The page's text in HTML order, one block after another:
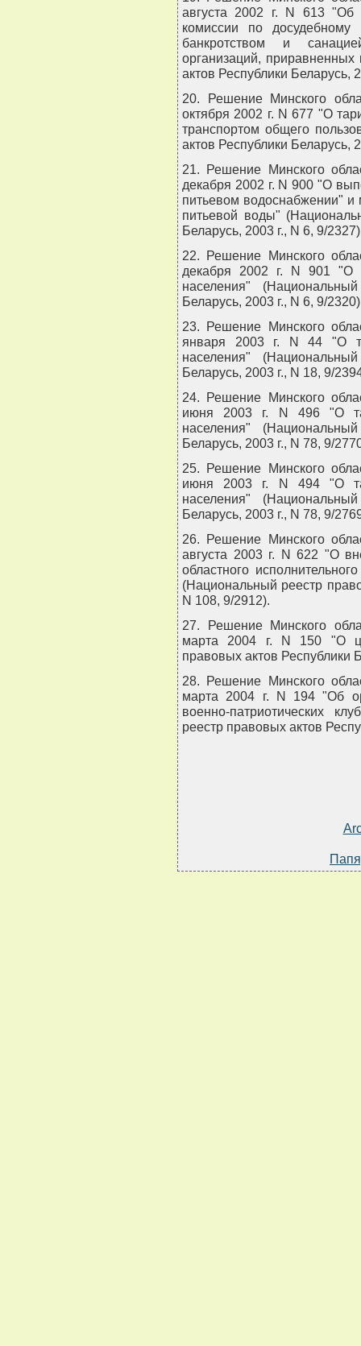
августа 2002 г. N 613 "Об
комиссии по
банкротством и
организаций,
актов Республики Беларусь,
20. Решение Минского
октября 2002 г. N 677 "О
транспортом общего
актов Республики Беларусь,
21. Решение Минского
декабря 2002 г. N 900 "О
питьевом водоснабжении"
питьевой воды"
Беларусь, 2003 г., N 6, 9/
22. Решение Минского
декабря 2002 г. N 901 "О
населения"
Беларусь, 2003 г., N 6, 9/
23. Решение Минского
января 2003 г. N 44 "О
населения"
Беларусь, 2003 г., N 18, 9/
24. Решение Минского
июня 2003 г. N 496 "О
населения"
Беларусь, 2003 г., N 78, 9/
25. Решение Минского
июня 2003 г. N 494 "О
населения"
Беларусь, 2003 г., N 78, 9/
26. Решение Минского
августа 2003 г. N 622 "О
областного
(Национальный реестр
N 108, 9/2912).
27. Решение Минского
марта 2004 г. N 150 "О
правовых актов Республики
28. Решение Минского
марта 2004 г. N 194 "Об
военно-патриотических
реестр правовых актов